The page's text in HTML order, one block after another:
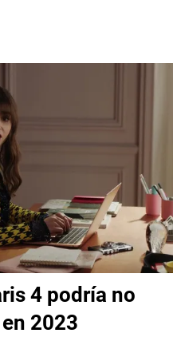
4 podría no
2023